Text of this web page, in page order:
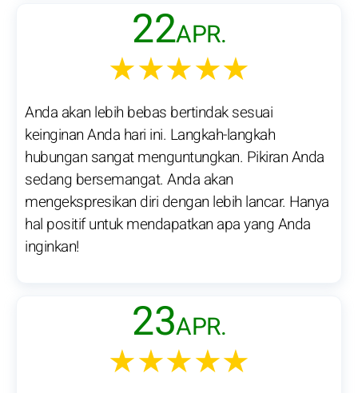
22APR.
★★★★★
Anda akan lebih bebas bertindak sesuai
keinginan Anda hari ini. Langkah-langkah
hubungan sangat menguntungkan. Pikiran Anda
sedang bersemangat. Anda akan
mengekspresikan diri dengan lebih lancar. Hanya
hal positif untuk mendapatkan apa yang Anda
inginkan!
23APR.
★★★★★